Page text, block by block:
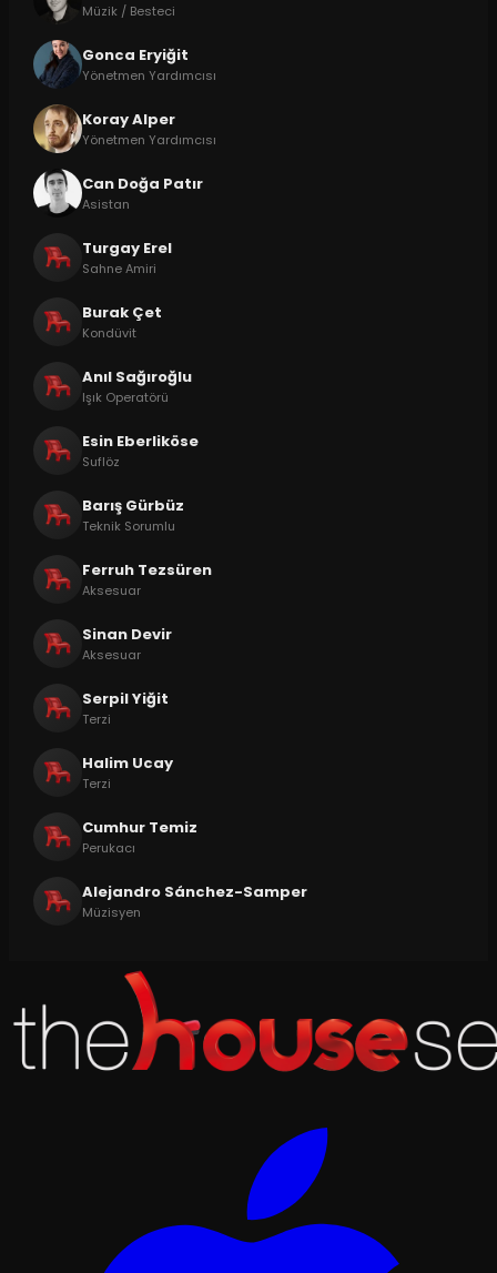
Müzik / Besteci
Gonca Eryiğit
Yönetmen Yardımcısı
Koray Alper
Yönetmen Yardımcısı
Can Doğa Patır
Asistan
Turgay Erel
Sahne Amiri
Burak Çet
Kondüvit
Anıl Sağıroğlu
Işık Operatörü
Esin Eberliköse
Suflöz
Barış Gürbüz
Teknik Sorumlu
Ferruh Tezsüren
Aksesuar
Sinan Devir
Aksesuar
Serpil Yiğit
Terzi
Halim Ucay
Terzi
Cumhur Temiz
Perukacı
Alejandro Sánchez-Samper
Müzisyen